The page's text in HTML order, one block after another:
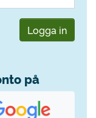
Logga in
på